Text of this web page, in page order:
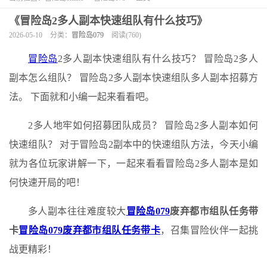
《冒险岛2多人副本快速组队有什么技巧》
2026-05-10 分类： 冒险岛079 阅读(760)
冒险岛2多人副本快速组队有什么技巧？ 冒险岛2多人
副本怎么组队？ 冒险岛2多人副本快速组队多人副本招募方
法。 下面就和小编一起来看看吧。
2多人地牢如何招募团队成员？ 冒险岛2多人副本如何
快速组队？ 对于冒险岛2副本中的快速组队方法，今天小编
就为各位玩家讲解一下，一起来看看冒险岛2多人副本是如
何快速开局的吧！
多人副本往往难度较大冒险岛079废弃都市组队任务带
卡冒险岛079废弃都市组队任务带卡，召集冒险伙伴一起挑
战更精彩！